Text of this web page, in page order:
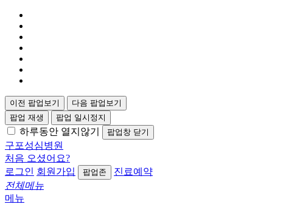
이전 팝업보기
다음 팝업보기
팝업 재생
팝업 일시정지
하루동안 열지않기 팝업창 닫기
구포성심병원
처음 오셨어요?
로그인 회원가입 팝업존
진료예약
전체메뉴
메뉴